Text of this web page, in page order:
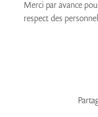
Merci par avance
respect des